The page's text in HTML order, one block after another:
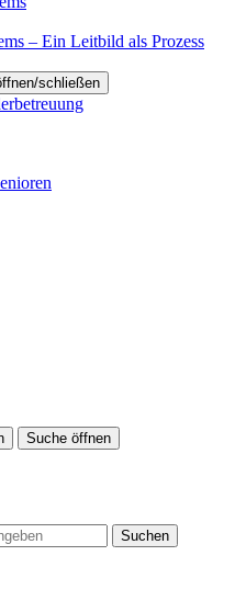
– Ein Leitbild als Prozess
schließen
Suche öffnen
Suchen